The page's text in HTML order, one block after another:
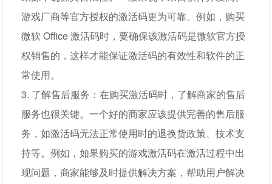
游戏厂商等官方授权的激活码更为可靠。例如，购买
微软 Office 激活码时，要确保该激活码是微软官方授
权销售的，这样才能保证激活码的有效性和软件的正
常使用。
3. 了解售后服务：在购买激活码时，了解商家的售后
服务也很关键。一个好的商家应该提供完善的售后服
务，如激活码无法正常使用时的退换货政策、技术支
持等。例如，如果购买的游戏激活码在激活过程中出
现问题，商家能够及时提供解决方案，帮助用户解决